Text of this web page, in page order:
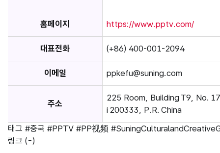
홈페이지 https://www.pptv.com/
대표전화 (+86) 400-001-2094
이메일 ppkefu@suning.com
주소
225 Room, Building T9, No.
i 200333, P.R. China
태그 #중국 #PPTV #PP视频
링크 (-)